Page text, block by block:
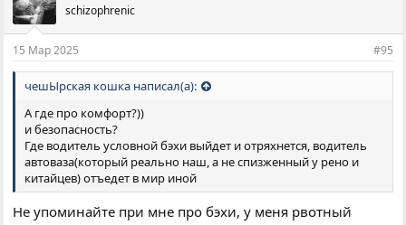
schizophrenic
15 Мар 2025 #95
чешЫрская кошка написал(а):
А где про комфорт?))
и безопасность?
Где водитель условной бэхи выйдет и отряхнется, водитель
автоваза(который реально наш, а не спизженный у рено и
китайцев) отъедет в мир иной
Не упоминайте при мне про бэхи, у меня рвотный